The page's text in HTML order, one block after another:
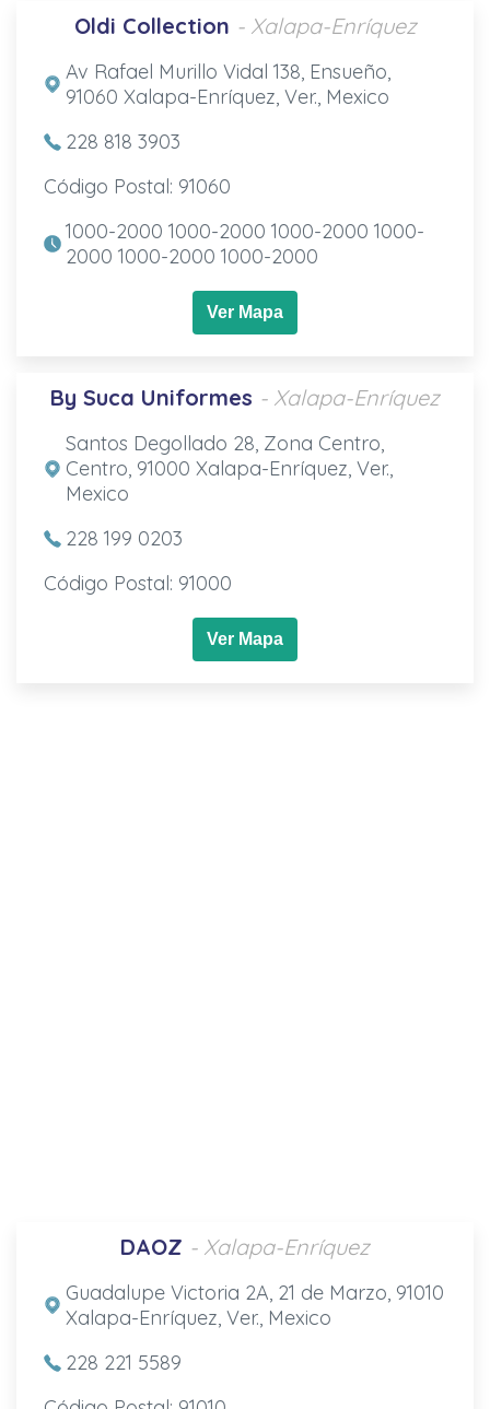
Oldi Collection - Xalapa-Enríquez
Av Rafael Murillo Vidal 138, Ensueño,
91060 Xalapa-Enríquez, Ver., Mexico
228 818 3903
Código Postal: 91060
1000-2000 1000-2000 1000-2000 1000-
2000 1000-2000 1000-2000
Ver Mapa
By Suca Uniformes - Xalapa-Enríquez
Santos Degollado 28, Zona Centro,
Centro, 91000 Xalapa-Enríquez, Ver.,
Mexico
228 199 0203
Código Postal: 91000
Ver Mapa
DAOZ - Xalapa-Enríquez
Guadalupe Victoria 2A, 21 de Marzo, 91010
Xalapa-Enríquez, Ver., Mexico
228 221 5589